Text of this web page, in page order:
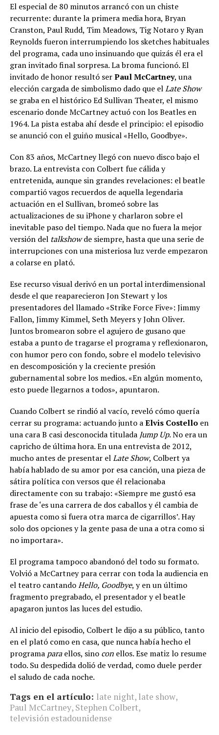
El especial de 80 minutos arrancó con un chiste
recurrente: durante la primera media hora, Bryan
Cranston, Paul Rudd, Tim Meadows, Tig Notaro y Ryan
Reynolds fueron interrumpiendo los sketches habituales
del programa, cada uno insinuando que quizás él era el
gran invitado final sorpresa. La broma funcionó. El
invitado de honor resultó serPaul McCartney, una
elección cargada de simbolismo dado que elLate Show
se graba en el histórico Ed Sullivan Theater, el mismo
escenario donde McCartney actuó con los Beatles en
1964. La pista estaba ahí desde el principio: el episodio
se anunció con el guiño musical «Hello, Goodbye».
Con 83 años, McCartney llegó con nuevo disco bajo el
brazo. La entrevista con Colbert fue cálida y
entretenida, aunque sin grandes revelaciones: el beatle
compartió vagos recuerdos de aquella legendaria
actuación en el Sullivan, bromeó sobre las
actualizaciones de su iPhone y charlaron sobre el
inevitable paso del tiempo. Nada que no fuera la mejor
versión del talkshowde siempre, hasta que una serie de
interrupciones con una misteriosa luz verde empezaron
a colarse en plató.
Ese recurso visual derivó en un portal interdimensional
desde el que reaparecieron Jon Stewart y los
presentadores del llamado «Strike Force Five»: Jimmy
Fallon, Jimmy Kimmel, Seth Meyers y John Oliver.
Juntos bromearon sobre el agujero de gusano que
estaba a punto de tragarse el programa y reflexionaron,
con humor pero con fondo, sobre el modelo televisivo
en descomposición y la creciente presión
gubernamental sobre los medios. «En algún momento,
esto puede llegarnos a todos», apuntaron.
Cuando Colbert se rindió al vacío, reveló cómo quería
cerrar su programa: actuando junto aElvis Costello en
una cara B casi desconocida titulada Jump Up. No era un
capricho de última hora. En una entrevista de 2012,
mucho antes de presentar elLate Show, Colbert ya
había hablado de su amor por esa canción, una pieza de
sátira política con versos que él relacionaba
directamente con su trabajo: «Siempre me gustó esa
frase de ‘es una carrera de dos caballos y él cambia de
apuesta como si fuera otra marca de cigarrillos’. Hay
solo dos opciones y la gente pasa de una a otra como si
no importara».
El programa tampoco abandonó del todo su formato.
Volvió a McCartney para cerrar con toda la audiencia en
el teatro cantandoHello, Goodbye, y en un último
fragmento pregrabado, el presentador y el beatle
apagaron juntos las luces del estudio.
Al inicio del episodio, Colbert le dijo a su público, tanto
en el plató como en casa, que nunca había hecho el
programa paraellos, sino con ellos. Ese matiz lo resume
todo. Su despedida dolió de verdad, como duele perder
el saludo de cada noche.
Tags en el artículo: late night, late show,
Paul McCartney, Stephen Colbert,
televisión estadounidense